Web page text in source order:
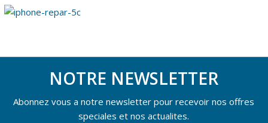
NOTRE NEWSLETTER
Abonnez vous a notre newsletter pour recevoir nos offres
speciales et nos actualites.